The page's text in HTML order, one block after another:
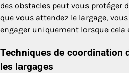
des obstacles peut vous protéger
que vous attendez le largage,
engager uniquement lorsque cela
Techniques de coordination
les largages